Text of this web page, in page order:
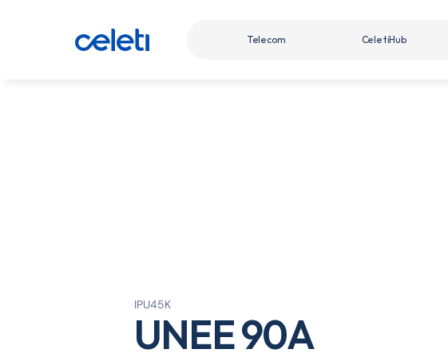
IPU45K
UNEE 90A
Telecom CeletiHub